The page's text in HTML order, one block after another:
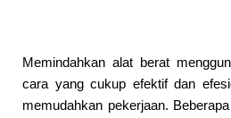
Memindahkan alat berat
cara yang cukup efektif dan
memudahkan pekerjaan.